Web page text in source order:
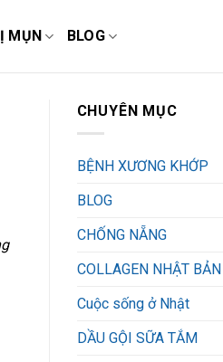
MỤN BLOG
CHUYÊN MỤC
BỆNH XƯƠNG KHỚP
BLOG
CHỐNG NẴNG
COLLAGEN NHẬT BẢN
Cuộc sống ở Nhật
DẦU GỘI SỮA TẮM